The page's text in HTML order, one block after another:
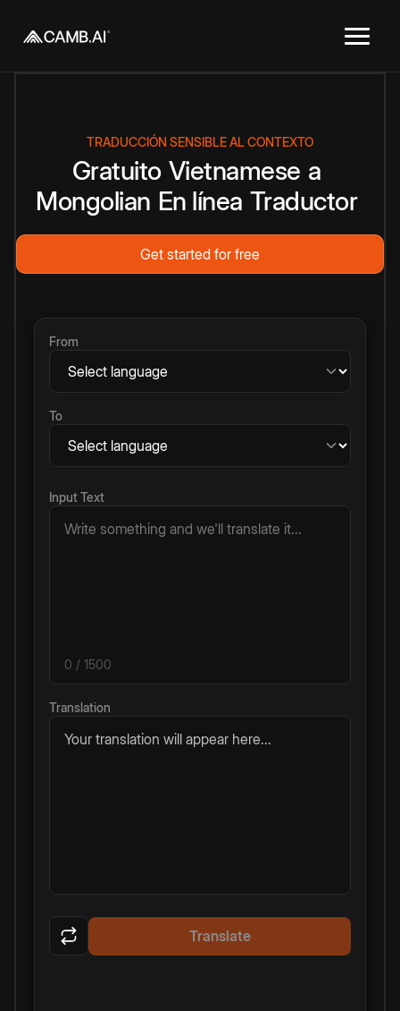
TRADUCCIÓN SENSIBLE AL CONTEXTO
Gratuito Vietnamese a
Mongolian En línea Traductor
Get started for free
From
To
Input Text
0 / 1500
Translation
Your translation will appear here...
Translate